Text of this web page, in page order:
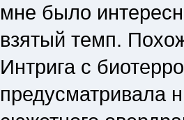
мне было
взятый темп.
Интрига с
предусматривала